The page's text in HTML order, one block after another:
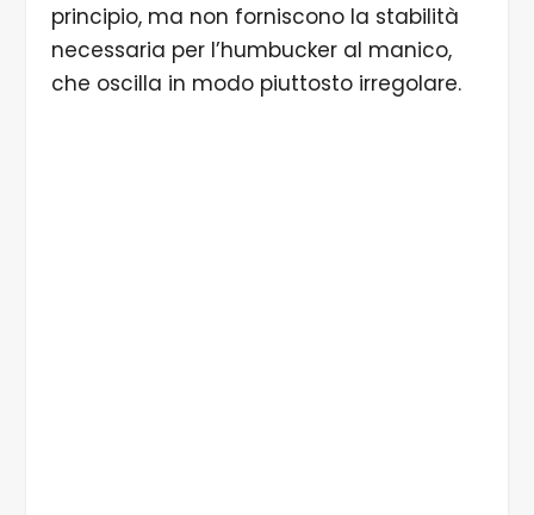
principio, ma non forniscono la stabilità
necessaria per l’humbucker al manico,
che oscilla in modo piuttosto irregolare.